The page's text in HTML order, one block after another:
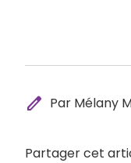
edit Par Mélany
Partager cet